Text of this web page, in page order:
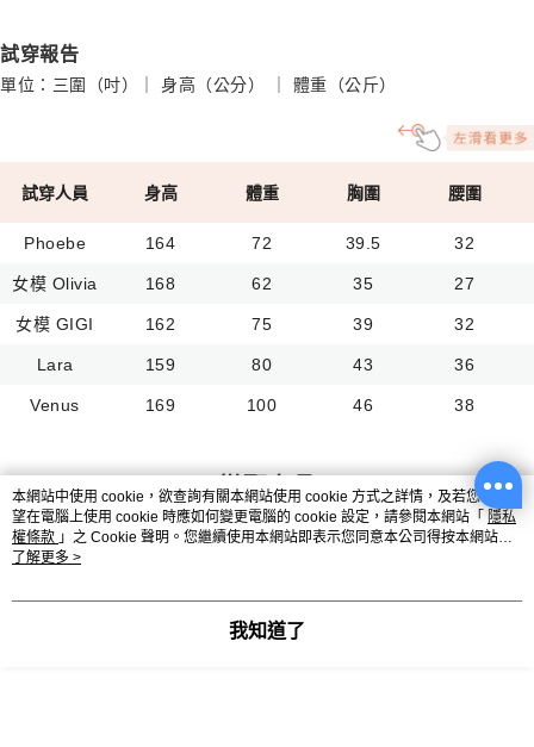
試穿報告
單位：三圍（吋）｜ 身高（公分） ｜ 體重（公斤）
試穿人員 身高 體重 胸圍 腰圍
Phoebe 164 72 39.5 32
女模 Olivia 168 62 35 27
女模 GIGI 162 75 39 32
Lara 159 80 43 36
Venus 169 100 46 38
搭配商品
本網站中使用 cookie，欲查詢有關本網站使用 cookie 方式之詳情，及若您不希
望在電腦上使用 cookie 時應如何變更電腦的 cookie 設定，請參閱本網站「 隱私
權條款 」之 Cookie 聲明。您繼續使用本網站即表示您同意本公司得按本網站使
用條款之 Cookie 聲明使用 cookie。
了解更多 >
我知道了